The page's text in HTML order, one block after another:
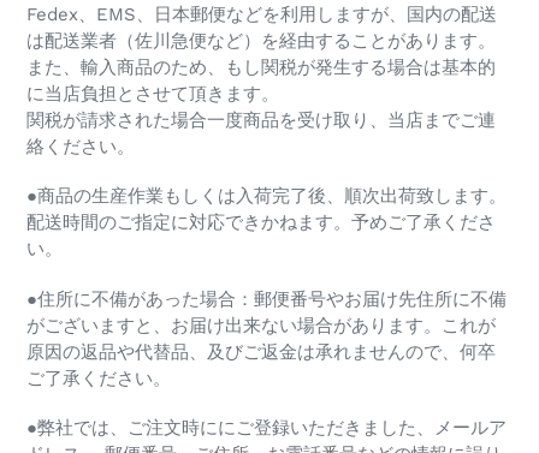
Fedex、EMS、日本郵便などを利用しますが、国内の配送
は配送業者（佐川急便など）を経由することがあります。
また、輸入商品のため、もし関税が発生する場合は基本的
に当店負担とさせて頂きます。
関税が請求された場合一度商品を受け取り、当店までご連
絡ください。
●商品の生産作業もしくは入荷完了後、順次出荷致します。
配送時間のご指定に対応できかねます。予めご了承くださ
い。
●住所に不備があった場合：郵便番号やお届け先住所に不備
がございますと、お届け出来ない場合があります。これが
原因の返品や代替品、及びご返金は承れませんので、何卒
ご了承ください。
●弊社では、ご注文時ににご登録いただきました、メールア